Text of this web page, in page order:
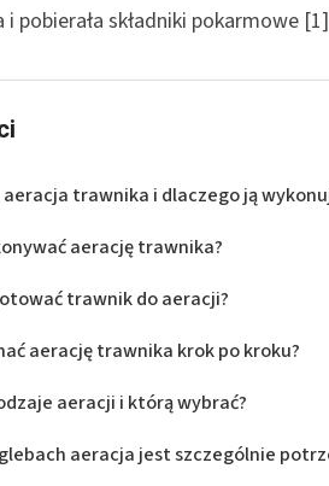
i pobierała składniki pokarmowe
aeracja trawnika i dlaczego ją
aerację trawnika?
trawnik do aeracji?
aerację trawnika krok po kroku?
aeracji i którą wybrać?
aeracja jest szczególnie